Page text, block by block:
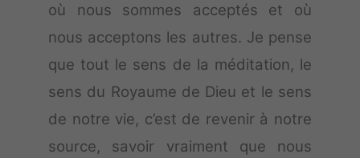
où nous sommes acceptés et où
nous acceptons les autres. Je pense
que tout le sens de la méditation, le
sens du Royaume de Dieu et le sens
de notre vie, c’est de revenir à notre
source, savoir vraiment que nous